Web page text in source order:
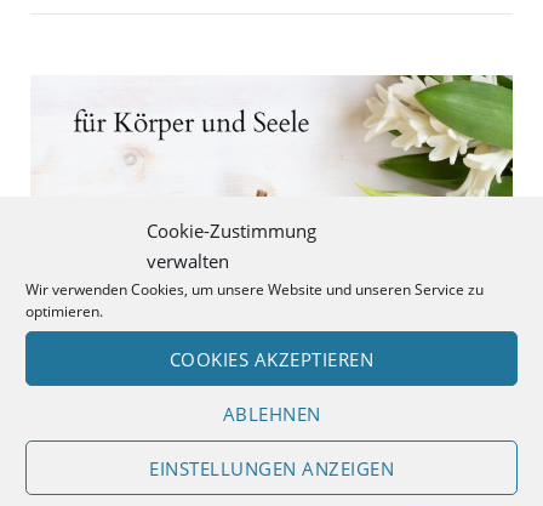
Cookie-Zustimmung
verwalten
Wir verwenden Cookies, um unsere Website und unseren Service zu
optimieren.
COOKIES AKZEPTIEREN
ABLEHNEN
EINSTELLUNGEN ANZEIGEN